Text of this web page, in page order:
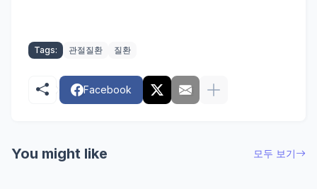
Tags: 관절질환 질환
Facebook
You might like 모두 보기